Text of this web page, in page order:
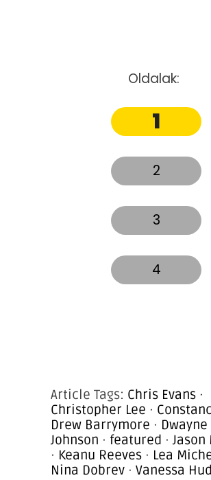
Oldalak:
1
2
3
4
Article Tags: Chris Evans ·
Christopher Lee ·
Drew Barrymore · Dwayne
Johnson · featured · Jason
· Keanu Reeves · Lea
Nina Dobrev · Vanessa